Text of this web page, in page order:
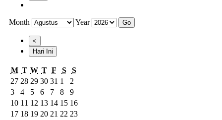
Month Year
<
Hari Ini
M T W T F S
S
27 28 29 30 31 1
2
3
4 5 6 7 8
9
10 11 12 13 14 15 16
17 18 19 20 21 22 23